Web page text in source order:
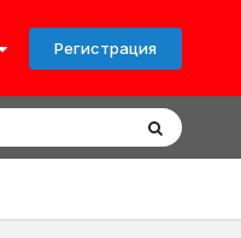
Регистрация